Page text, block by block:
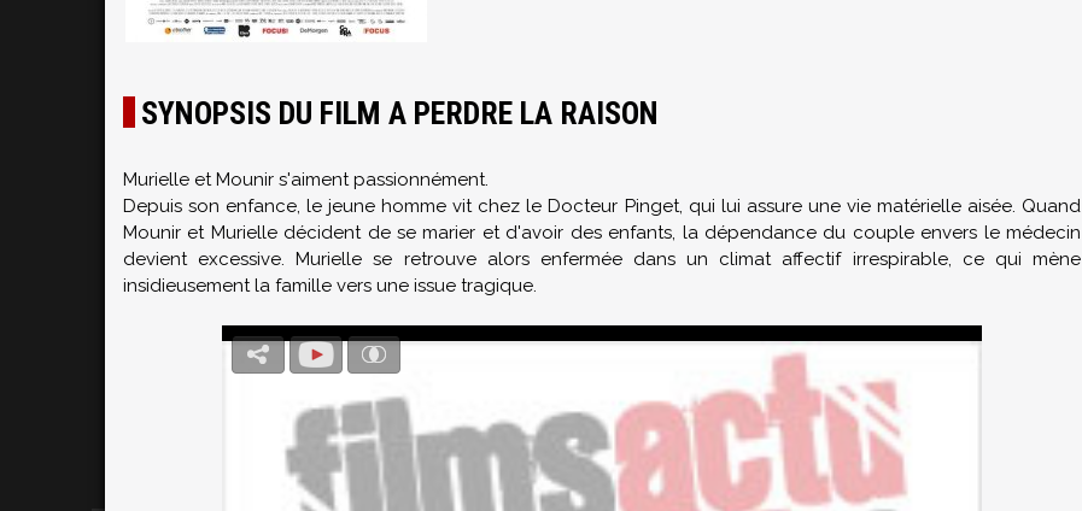
SYNOPSIS DU FILM A PERDRE LA RAISON
Murielle et Mounir s'aiment passionnément.
Depuis son enfance, le jeune homme vit chez le Docteur Pinget, qui lui assure une vie matérielle aisée. Quand
Mounir et Murielle décident de se marier et d'avoir des enfants, la dépendance du couple envers le médecin
devient excessive. Murielle se retrouve alors enfermée dans un climat affectif irrespirable, ce qui mène
insidieusement la famille vers une issue tragique.